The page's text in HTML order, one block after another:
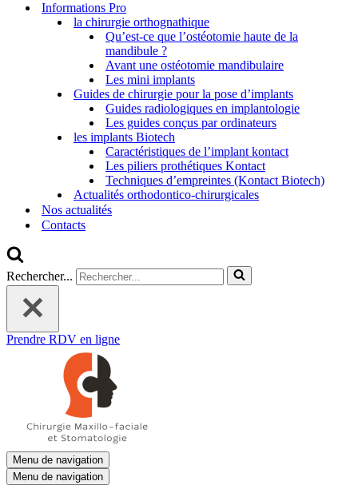
Informations Pro
la chirurgie orthognathique
Qu’est-ce que l’ostéotomie haute de la
mandibule ?
Avant une ostéotomie mandibulaire
Les mini implants
Guides de chirurgie pour la pose d’implants
Guides radiologiques en implantologie
Les guides conçus par ordinateurs
les implants Biotech
Caractéristiques de l’implant kontact
Les piliers prothétiques Kontact
Techniques d’empreintes (Kontact Biotech)
Actualités orthodontico-chirurgicales
Nos actualités
Contacts
Rechercher...
Prendre RDV en ligne
Menu de navigation
Menu de navigation